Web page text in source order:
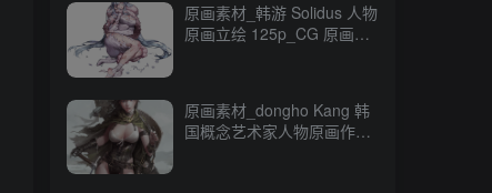
原画素材_韩游 Solidus 人物
原画立绘 125p_CG 原画资
原画素材_dongho Kang 韩
国概念艺术家人物原画作品